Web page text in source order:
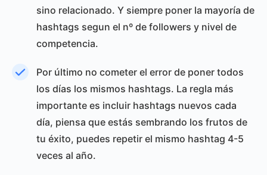
sino relacionado. Y siempre poner la mayoría de
hashtags segun el nº de followers y nivel de
competencia.
Por último no cometer el error de poner todos
los días los mismos hashtags. La regla más
importante es incluir hashtags nuevos cada
día, piensa que estás sembrando los frutos de
tu éxito, puedes repetir el mismo hashtag 4-5
veces al año.